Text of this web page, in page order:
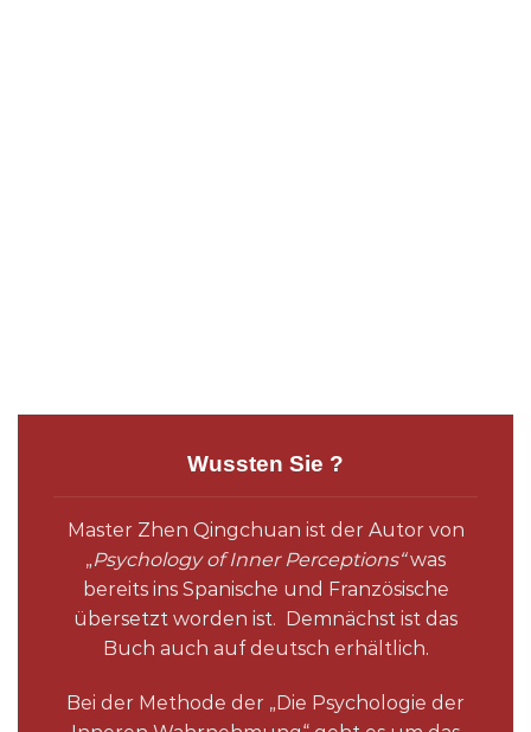
Wussten Sie ?
Master Zhen Qingchuan ist der Autor von
„Psychology of Inner Perceptions“was
bereits ins Spanische und Französische
übersetzt worden ist. Demnächst ist das
Buch auch auf deutsch erhältlich.
Bei der Methode der „Die Psychologie der